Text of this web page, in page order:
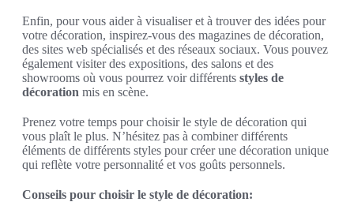
Enfin, pour vous aider à visualiser et à trouver des idées pour
votre décoration, inspirez-vous des magazines de décoration,
des sites web spécialisés et des réseaux sociaux. Vous pouvez
également visiter des expositions, des salons et des
showrooms où vous pourrez voir différents styles de
décoration mis en scène.
Prenez votre temps pour choisir le style de décoration qui
vous plaît le plus. N’hésitez pas à combiner différents
éléments de différents styles pour créer une décoration unique
qui reflète votre personnalité et vos goûts personnels.
Conseils pour choisir le style de décoration: